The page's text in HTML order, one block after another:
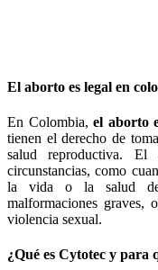
El aborto es legal en
En Colombia,el aborto
tienen el derecho de
salud reproductiva. El
circunstancias, como
la vida o la salud
malformaciones graves,
violencia sexual.
¿Qué es Cytotec y para